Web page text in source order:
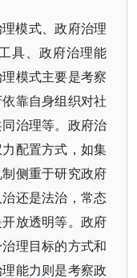
模式、政府治理
具、政府治理能
模式主要是考察
靠自身组织对社
治理等。政府治
配置方式，如集
侧重于研究政府
还是法治，常态
放透明等。政府
理目标的方式和
能力则是考察政